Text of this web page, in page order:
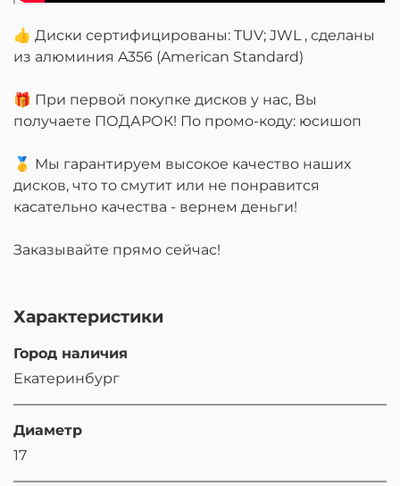
👍 Диски сертифицированы: TUV; JWL , сделаны
из алюминия A356 (American Standard)
🎁 При первой покупке дисков у нас, Вы
получаете ПОДАРОК! По промо-коду: юсишоп
🥇 Мы гарантируем высокое качество наших
дисков, что то смутит или не понравится
касательно качества - вернем деньги!
Заказывайте прямо сейчас!
Характеристики
Город наличия
Екатеринбург
Диаметр
17